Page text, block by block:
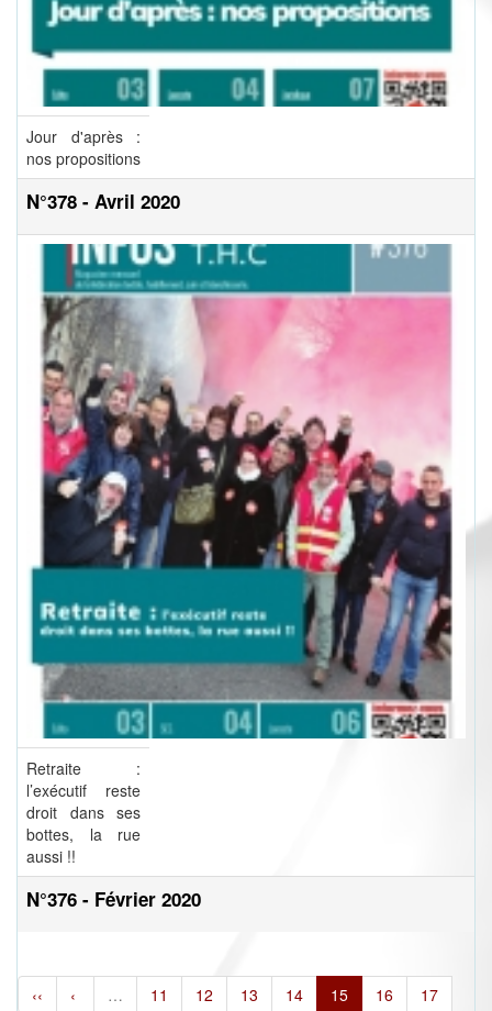
Jour d'après :
nos propositions
N°378 - Avril 2020
Retraite :
l’exécutif reste
droit dans ses
bottes, la rue
aussi !!
N°376 - Février 2020
‹‹ ‹ … 11 12 13 14 15 16 17